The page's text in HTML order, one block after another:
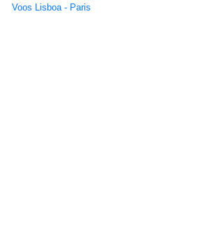
Voos Lisboa - Paris